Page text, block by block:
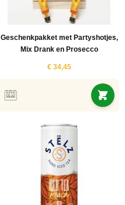
Geschenkpakket met Partyshotjes,
Mix Drank en Prosecco
€ 34,45